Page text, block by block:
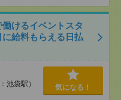
けるイベントスタ
給料もらえる日払
池袋駅） 気になる！